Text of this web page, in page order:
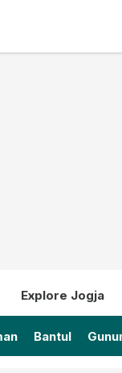
Terkini
Explore Jogja
Bantul